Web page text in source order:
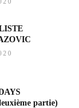
partie)